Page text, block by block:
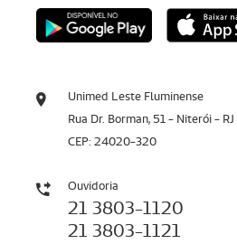
Unimed Leste Fluminense
Rua Dr. Borman, 51 - Niterói - RJ
CEP: 24020-320
Ouvidoria
21 3803-1120
21 3803-1121